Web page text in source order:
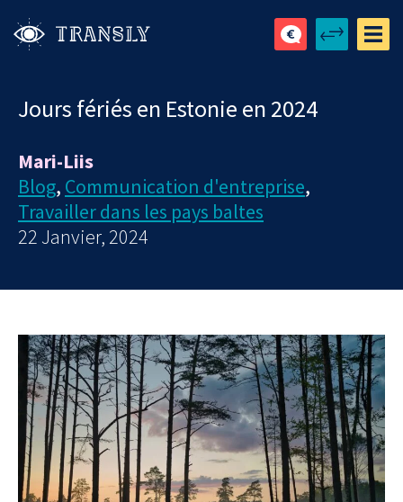
Jours fériés en Estonie en 2024
Mari-Liis
Blog, Communication d'entreprise,
Travailler dans les pays baltes
22 Janvier, 2024